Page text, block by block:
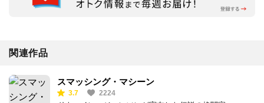
関連作品
スマッシング・マシーン
3.7 2224